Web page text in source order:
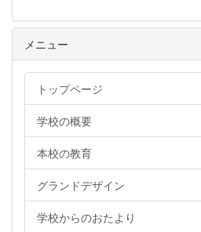
メニュー
トップページ
学校の概要
本校の教育
グランドデザイン
学校からのおたより